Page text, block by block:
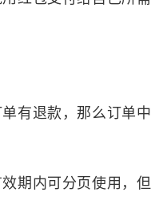
有退款，那么订单中
期内可分页使用，但